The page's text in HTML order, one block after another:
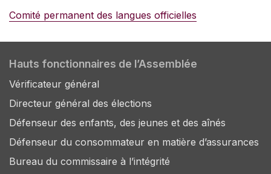
Comité permanent des langues officielles
Hauts fonctionnaires de l’Assemblée
Vérificateur général
Directeur général des élections
Défenseur des enfants, des jeunes et des aînés
Défenseur du consommateur en matière d’assurances
Bureau du commissaire à l’intégrité